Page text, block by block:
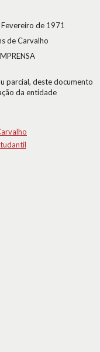
de 1971
de Carvalho
parcial, deste documento
da entidade